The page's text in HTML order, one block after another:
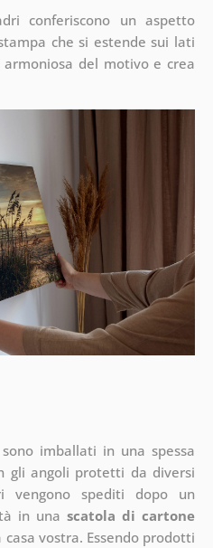
conferiscono un aspetto
che si estende sui lati
del motivo e crea
imballati in una spessa
gli angoli protetti da diversi
vengono spediti dopo un
in unascatola di cartone
vostra. Essendo prodotti